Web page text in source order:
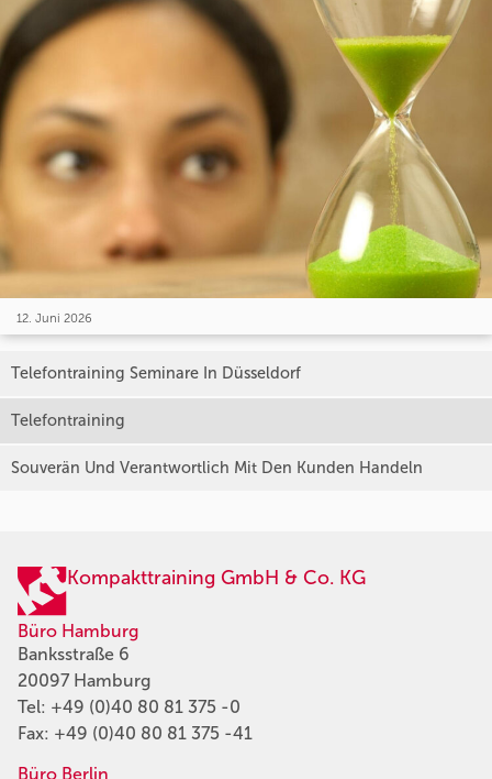
12. Juni 2026
Telefontraining Seminare In Düsseldorf
Telefontraining
Souverän Und Verantwortlich Mit Den Kunden Handeln
Kompakttraining GmbH & Co. KG
Büro Hamburg
Banksstraße 6
20097 Hamburg
Tel: +49 (0)40 80 81 375 -0
Fax: +49 (0)40 80 81 375 -41
Büro Berlin